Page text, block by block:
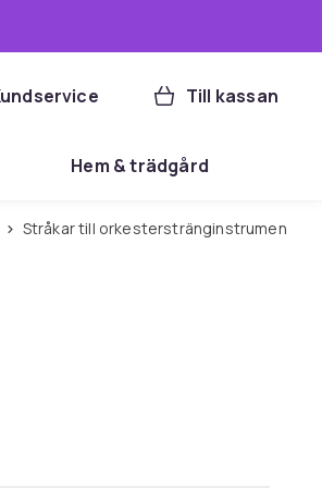
Till kassan
Hem & trädgård
Stråkar till orkesterstränginstrument